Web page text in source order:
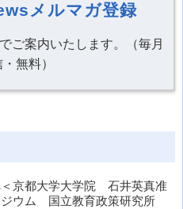
メルマガ登録
ご案内いたします。（毎月
無料）
＜京都大学大学院 石井英真准
ウム 国立教育政策研究所